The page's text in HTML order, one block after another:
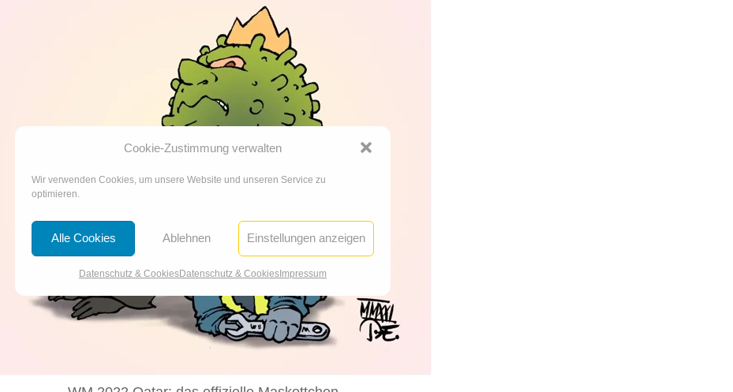
Cookie-Zustimmung verwalten
Wir verwenden Cookies, um unsere Website und unseren Service zu
optimieren.
Alle Cookies Ablehnen Einstellungen anzeigen
Datenschutz & CookiesDatenschutz & CookiesImpressum